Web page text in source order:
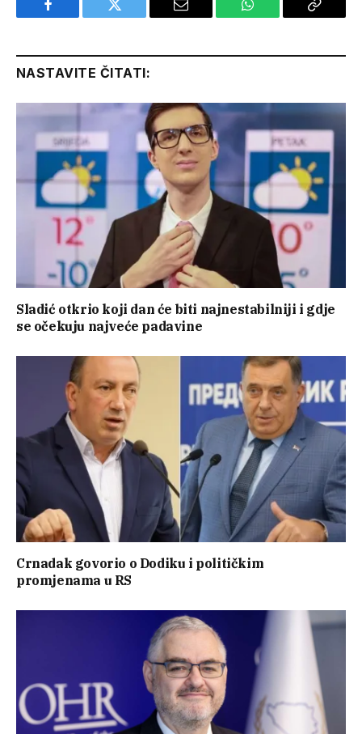
Facebook Twitter Email WhatsApp Copy
NASTAVITE ČITATI:
Sladić otkrio koji dan će biti najnestabilniji i gdje
se očekuju najveće padavine
Crnadak govorio o Dodiku i političkim
promjenama u RS